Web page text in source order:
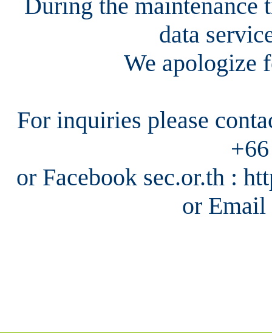
During the maintenance
data
We apologize
For inquiries please
or Facebook sec.or.th :
or Email